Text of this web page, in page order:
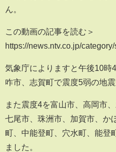
ん。
この動画の記事を読む＞
https://news.ntv.co.jp/
気象庁によりますと午後10時
咋市、志賀町で震度5弱の地震
また震度4を富山市、高岡市
七尾市、珠洲市、加賀市、か
町、中能登町、穴水町、能登
ました。